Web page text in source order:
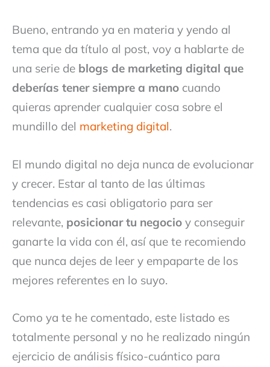
Bueno, entrando ya en materia y yendo al
tema que da título al post, voy a hablarte de
una serie de blogs de marketing digital que
deberías tener siempre a mano cuando
quieras aprender cualquier cosa sobre el
mundillo del marketing digital.
El mundo digital no deja nunca de evolucionar
y crecer. Estar al tanto de las últimas
tendencias es casi obligatorio para ser
relevante, posicionar tu negocio y conseguir
ganarte la vida con él, así que te recomiendo
que nunca dejes de leer y empaparte de los
mejores referentes en lo suyo.
Como ya te he comentado, este listado es
totalmente personal y no he realizado ningún
ejercicio de análisis físico-cuántico para